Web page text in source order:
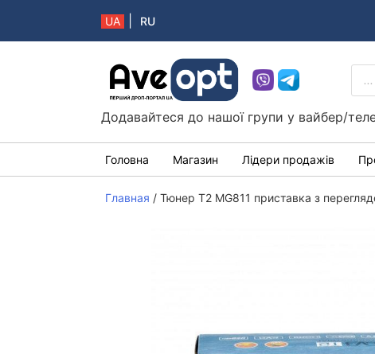
UA RU
Aveopt – оптова дропшипінг платформа в
Додавайтеся до нашої групи у вайбер/
Головна Магазин Лідери продажів
Главная / Тюнер T2 MG811 приставка з